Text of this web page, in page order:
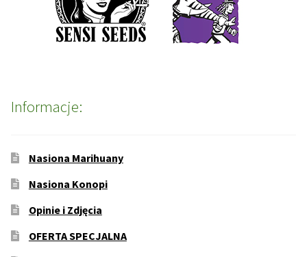
Informacje:
Nasiona Marihuany
Nasiona Konopi
Opinie i Zdjęcia
OFERTA SPECJALNA